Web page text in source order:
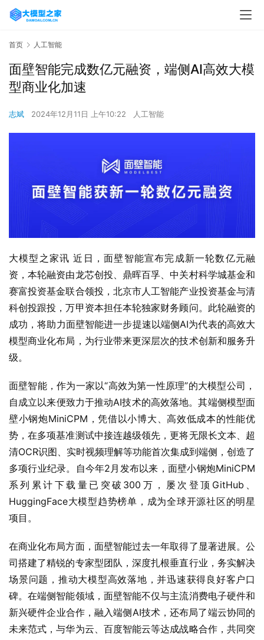
首页 人工智能
面壁智能完成数亿元融资，端侧AI高效大模
型商业化加速
志斌 2024年12月11日 上午10:22 人工智能
大模型之家讯 近日，面壁智能宣布完成新一轮数亿元融
资，本轮融资由龙芯创投、鼎晖百孚、中关村科学城基金和
赛富投资基金联合领投，北京市人工智能产业投资基金与清
科创投跟投，万甲资本担任本轮独家财务顾问。此轮融资的
成功，将助力面壁智能进一步提速以端侧AI为代表的高效大
模型商业化布局，为行业带来更深层次的技术创新和服务升
级。
面壁智能，作为一家以“高效为第一性原理”的大模型公司，
自成立以来便致力于推动AI技术的高效落地。其端侧模型面
壁小钢炮MiniCPM，凭借以小博大、高效低成本的性能优
势，在多项基准测试中接连越级领先，更将无限长文本、超
清OCR识图、实时视频理解等功能首次集成到端侧，创造了
多项行业纪录。自今年2月发布以来，面壁小钢炮MiniCPM
系列累计下载量已突破300万，屡次登顶GitHub、
HuggingFace大模型趋势榜单，成为全球开源社区的明星
项目。
在商业化布局方面，面壁智能过去一年取得了显著进展。公
司搭建了精锐的专家型团队，深度扎根垂直行业，务实解决
场景问题，推动大模型高效落地，并迅速获得良好客户口
碑。在端侧智能领域，面壁智能不仅与主流消费电子硬件和
新兴硬件企业合作，融入端侧AI技术，还布局了端云协同的
未来范式，与华为云、百度智能云等达成战略合作，共同突